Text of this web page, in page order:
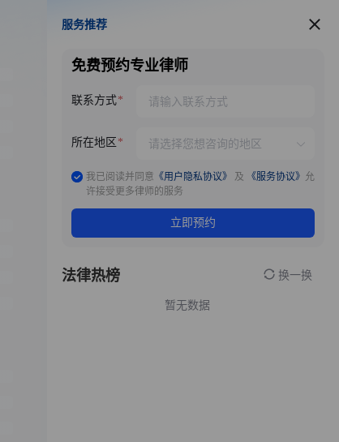
服务推荐
服务推荐
免费预约专业律师
联系方式
所在地区
我已阅读并同意 《用户隐私协议》 及 《服务协议》 允
许接受更多律师的服务
立即预约
法律热榜 换一换
暂无数据